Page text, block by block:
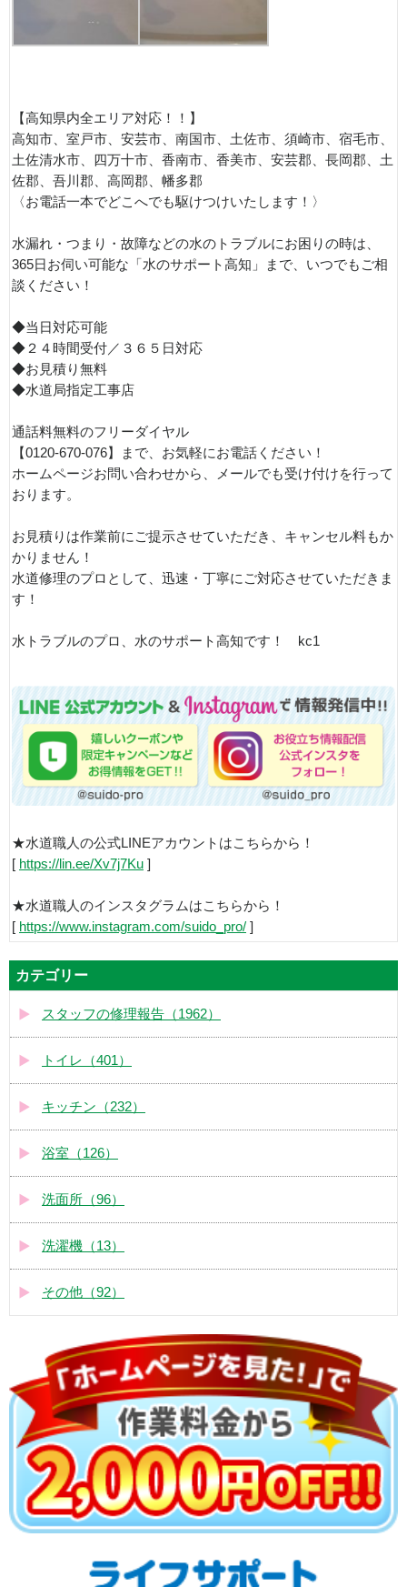
【高知県内全エリア対応！！】
高知市、室戸市、安芸市、南国市、土佐市、須崎市、宿毛市、
土佐清水市、四万十市、香南市、香美市、安芸郡、長岡郡、土
佐郡、吾川郡、高岡郡、幡多郡
〈お電話一本でどこへでも駆けつけいたします！〉
水漏れ・つまり・故障などの水のトラブルにお困りの時は、
365日お伺い可能な「水のサポート高知」まで、いつでもご相
談ください！
◆当日対応可能
◆２４時間受付／３６５日対応
◆お見積り無料
◆水道局指定工事店
通話料無料のフリーダイヤル
【0120-670-076】まで、お気軽にお電話ください！
ホームページお問い合わせから、メールでも受け付けを行って
おります。
お見積りは作業前にご提示させていただき、キャンセル料もか
かりません！
水道修理のプロとして、迅速・丁寧にご対応させていただきま
す！
水トラブルのプロ、水のサポート高知です！ kc1
★水道職人の公式LINEアカウントはこちらから！
[ https://lin.ee/Xv7j7Ku ]
★水道職人のインスタグラムはこちらから！
[ https://www.instagram.com/suido_pro/ ]
カテゴリー
スタッフの修理報告（1962）
トイレ（401）
キッチン（232）
浴室（126）
洗面所（96）
洗濯機（13）
その他（92）